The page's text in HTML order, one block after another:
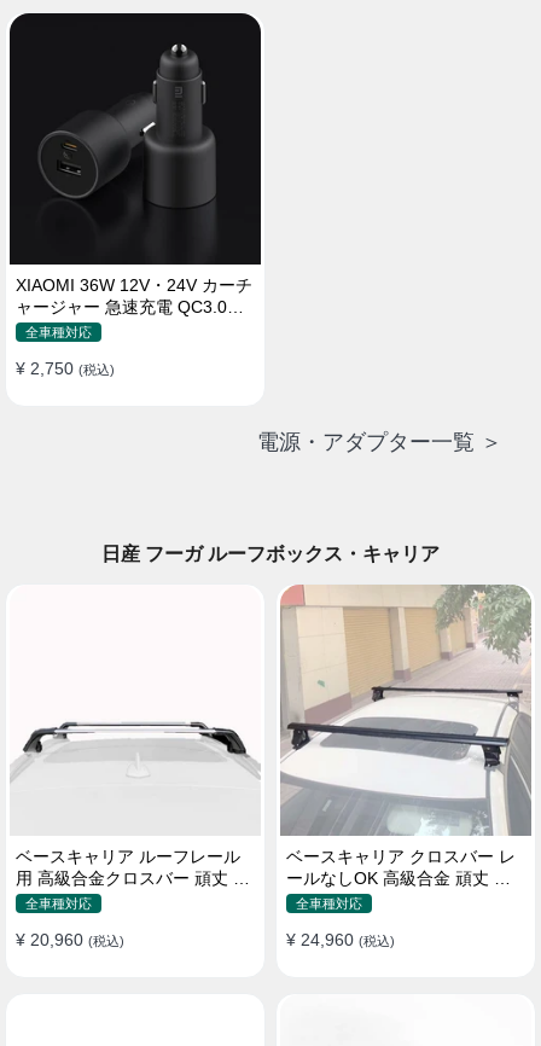
XIAOMI 36W 12V・24V カーチ
ャージャー 急速充電 QC3.0
LEDライト コンパクト 車載充
全車種対応
¥ 2,750 (税込)
電源・アダプター一覧 ＞
日産 フーガ ルーフボックス・キャリア
ベースキャリア ルーフレール
用 高級合金クロスバー 頑丈 ロ
ック付き ベースラックセット
全車種対応
¥ 20,960 (税込)
ベースキャリア クロスバー レ
ールなしOK 高級合金 頑丈 ロ
ック付き ベースラックセット
全車種対応
¥ 24,960 (税込)